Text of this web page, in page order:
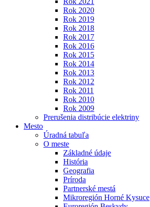
Rok 2020
Rok 2019
Rok 2018
Rok 2017
Rok 2016
Rok 2015
Rok 2014
Rok 2013
Rok 2012
Rok 2011
Rok 2010
Rok 2009
Prerušenia distribúcie elektriny
Mesto
Úradná tabuľa
O meste
Základné údaje
História
Geografia
Príroda
Partnerské mestá
Mikroregión Horné Kysuce